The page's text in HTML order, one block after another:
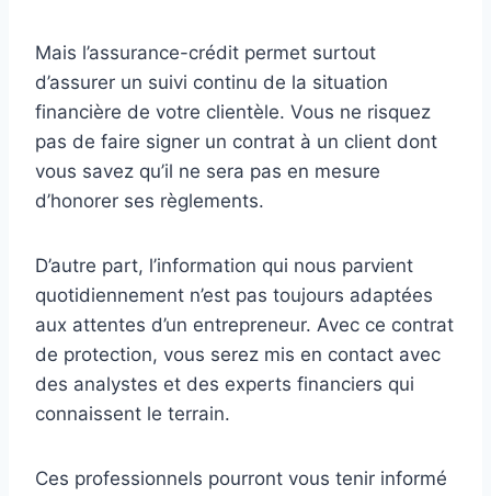
Mais l’assurance-crédit permet surtout
d’assurer un suivi continu de la situation
financière de votre clientèle. Vous ne risquez
pas de faire signer un contrat à un client dont
vous savez qu’il ne sera pas en mesure
d’honorer ses règlements.
D’autre part, l’information qui nous parvient
quotidiennement n’est pas toujours adaptées
aux attentes d’un entrepreneur. Avec ce contrat
de protection, vous serez mis en contact avec
des analystes et des experts financiers qui
connaissent le terrain.
Ces professionnels pourront vous tenir informé